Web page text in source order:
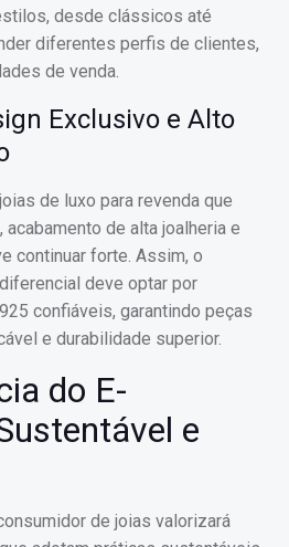
desde clássicos até
diferentes perfis de clientes,
de venda.
Exclusivo e Alto
de luxo para revenda que
de alta joalheria e
continuar forte. Assim, o
deve optar por
confiáveis, garantindo peças
e durabilidade superior.
do E-
e
de joias valorizará